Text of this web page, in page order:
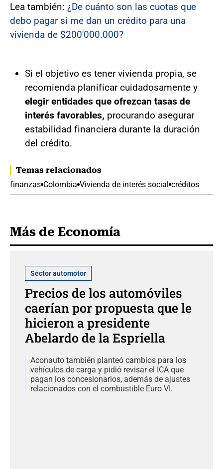
Lea también: ¿De cuánto son las cuotas que
debo pagar si me dan un crédito para una
vivienda de $200'000.000?
Si el objetivo es tener vivienda propia, se
recomienda planificar cuidadosamente y
elegir entidades que ofrezcan tasas de
interés favorables, procurando asegurar
estabilidad financiera durante la duración
del crédito.
Temas relacionados
finanzas Colombia Vivienda de interés social créditos
Más de Economía
Sector automotor
Precios de los automóviles
caerían por propuesta que le
hicieron a presidente
Abelardo de la Espriella
Aconauto también planteó cambios para los
vehículos de carga y pidió revisar el ICA que
pagan los concesionarios, además de ajustes
relacionados con el combustible Euro VI.